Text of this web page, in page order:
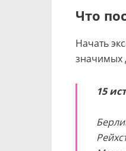
Что
Начать
значимых
15